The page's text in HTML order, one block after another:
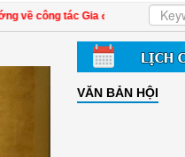
Gia đình - Xã hội với các cấp Hội
VĂN BẢN HỘI